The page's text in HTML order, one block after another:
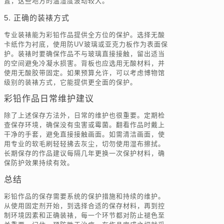
5. 正确的装裱方式
专业装裱能为彩铅作品提供全方位的保护。选择无酸
卡纸作为衬底，使用防UV玻璃或亚克力板作为表面保
护。装裱时要确保作品不与玻璃直接接触，留出适当
的空间避免冷凝水损害。背板也应选用无酸材料，并
使用无酸胶带固定。如果预算允许，可以考虑博物馆
级别的装裱方式，它能提供更全面的保护。
彩铅作品日常维护建议
除了上述保存方法外，日常的维护也很重要。定期检
查保存环境，确保没有虫害或霉菌。翻看作品时戴上
干净的手套，避免直接接触画面。如需清洁画面，使
用专业的软毛刷轻轻拂去灰尘，切勿使用湿布擦拭。
长期保存的作品建议每隔几年更换一次保护材料，确
保防护效果持续有效。
总结
彩铅作品的保存需要系统的保护措施和持续的维护。
从使用固定剂开始，到选择合适的保存材料，再到控
制环境因素和正确装裱，每一个环节都对防止褪色至